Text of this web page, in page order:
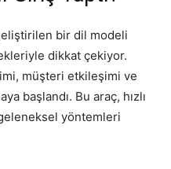
bir dil modeli
dikkat çekiyor.
müşteri etkileşimi ve
başlandı. Bu araç, hızlı
yöntemleri